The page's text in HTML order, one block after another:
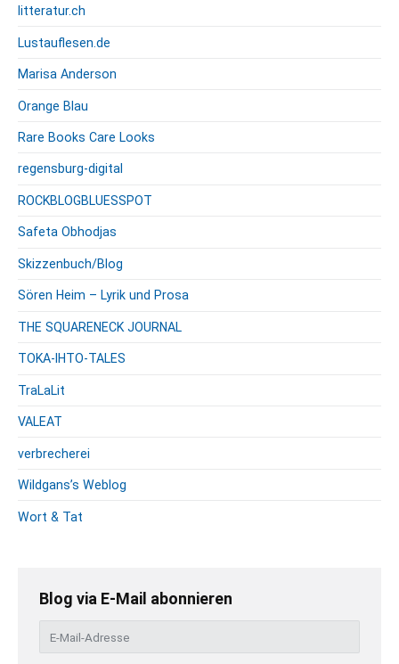
litteratur.ch
Lustauflesen.de
Marisa Anderson
Orange Blau
Rare Books Care Looks
regensburg-digital
ROCKBLOGBLUESSPOT
Safeta Obhodjas
Skizzenbuch/Blog
Sören Heim – Lyrik und Prosa
THE SQUARENECK JOURNAL
TOKA-IHTO-TALES
TraLaLit
VALEAT
verbrecherei
Wildgans’s Weblog
Wort & Tat
Blog via E-Mail abonnieren